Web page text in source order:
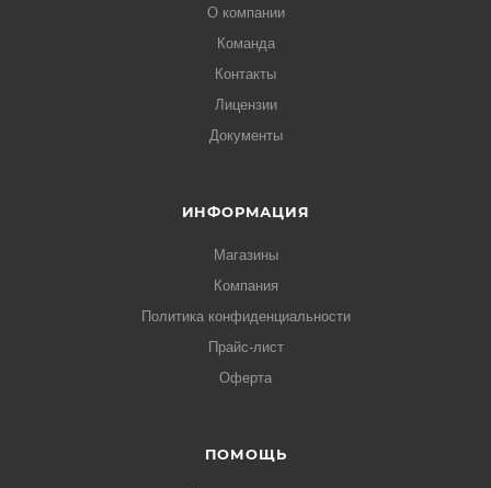
О компании
Команда
Контакты
Лицензии
Документы
ИНФОРМАЦИЯ
Магазины
Компания
Политика конфиденциальности
Прайс-лист
Оферта
ПОМОЩЬ